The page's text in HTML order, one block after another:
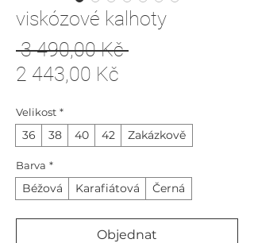
viskózové kalhoty
3 490,00 Kč Běžná
2 443,00 Kč
Velikost *
36 38 40 42 Zakázkově
Barva *
Béžová Karafiátová Černá
Objednat